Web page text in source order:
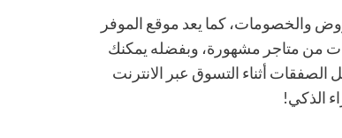
والخصومات، كما يعد موقع الموفر
من متاجر مشهورة، وبفضله يمكنك
أثناء التسوق عبر الانترنت
الذكي!